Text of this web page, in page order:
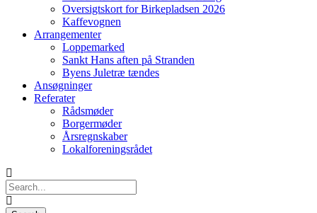
Oversigtskort for Birkepladsen 2026
Kaffevognen
Arrangementer
Loppemarked
Sankt Hans aften på Stranden
Byens Juletræ tændes
Ansøgninger
Referater
Rådsmøder
Borgermøder
Årsregnskaber
Lokalforeningsrådet